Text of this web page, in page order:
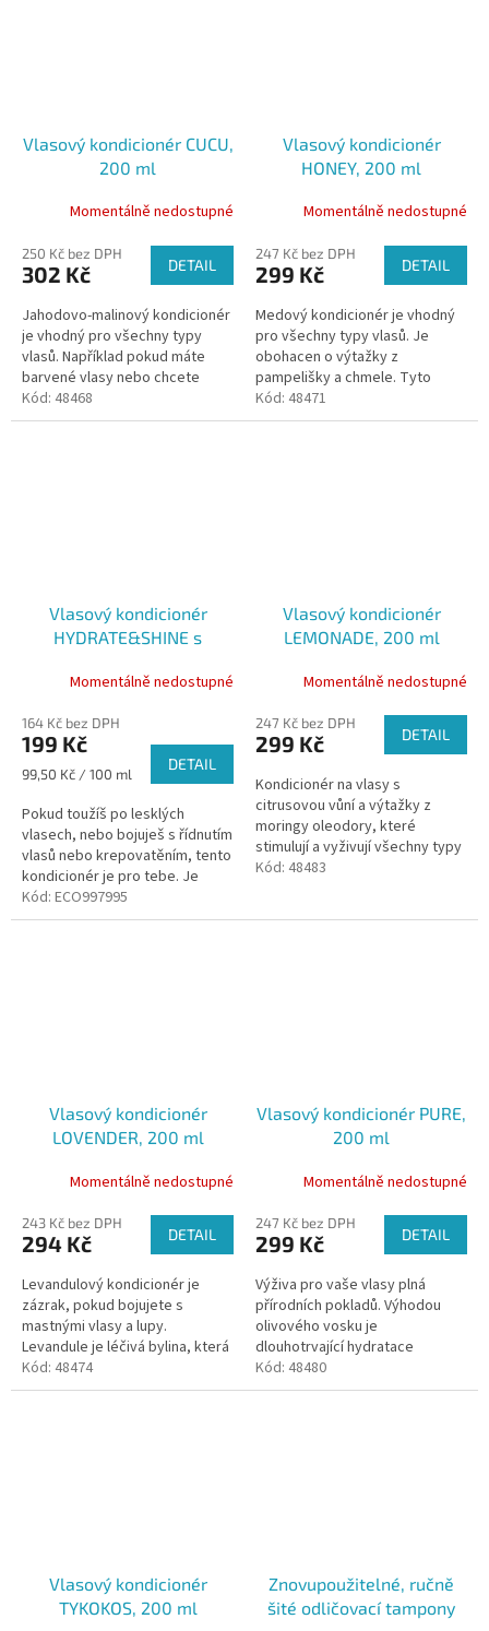
Vlasový kondicionér CUCU,
200 ml
Momentálně nedostupné
250 Kč bez DPH
302 Kč DETAIL
Jahodovo-malinový kondicionér
je vhodný pro všechny typy
vlasů. Například pokud máte
barvené vlasy nebo chcete
vlasům dodat hebkost a lesk. To
zajišťují 100% ovocné prášky z...
Kód: 48468
Vlasový kondicionér
HONEY, 200 ml
Momentálně nedostupné
247 Kč bez DPH
299 Kč DETAIL
Medový kondicionér je vhodný
pro všechny typy vlasů. Je
obohacen o výtažky z
pampelišky a chmele. Tyto
extrakty se získávají macerací
ve vysoce kvalitním olivovém
Kód: 48471
Vlasový kondicionér
HYDRATE&SHINE s
Momentálně nedostupné
164 Kč bez DPH
199 Kč
Měrná
99,50 Kč / 100 ml
DETAIL
Pokud toužíš po lesklých
vlasech, nebo bojuješ s řídnutím
vlasů nebo krepovatěním, tento
kondicionér je pro tebe. Je
obohacen o biotin a voní po
neroli a bílém čaji.
Kód: ECO997995
Vlasový kondicionér
LEMONADE, 200 ml
Momentálně nedostupné
247 Kč bez DPH
299 Kč DETAIL
Kondicionér na vlasy s
citrusovou vůní a výtažky z
moringy oleodory, které
stimulují a vyživují všechny typy
vlasů. Kondicionér Lemonade
Kód: 48483
Vlasový kondicionér
LOVENDER, 200 ml
Momentálně nedostupné
243 Kč bez DPH
294 Kč DETAIL
Levandulový kondicionér je
zázrak, pokud bojujete s
mastnými vlasy a lupy.
Levandule je léčivá bylina, která
zklidňuje pokožku. Doplňují ho
výtažky z vrbové kůry, která je...
Kód: 48474
Vlasový kondicionér PURE,
200 ml
Momentálně nedostupné
247 Kč bez DPH
299 Kč DETAIL
Výživa pro vaše vlasy plná
přírodních pokladů. Výhodou
olivového vosku je
dlouhotrvající hydratace
pokožky i vlasů. Kaprylis je
zjemňuje a měsíček a
Kód: 48480
Vlasový kondicionér
TYKOKOS, 200 ml
Znovupoužitelné, ručně
šité odličovací tampony